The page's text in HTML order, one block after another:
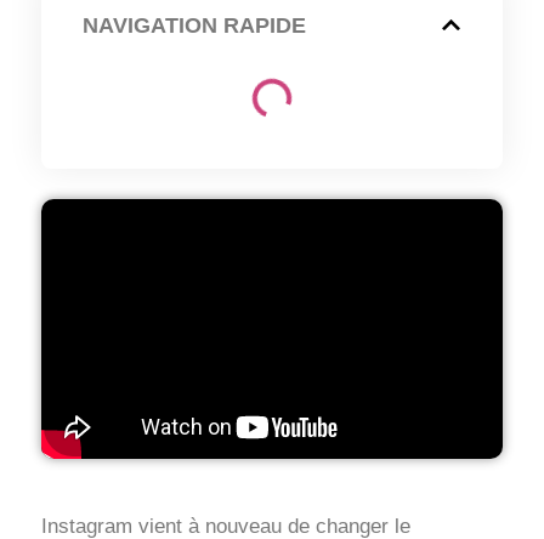
NAVIGATION RAPIDE
Instagram vient à nouveau de changer le